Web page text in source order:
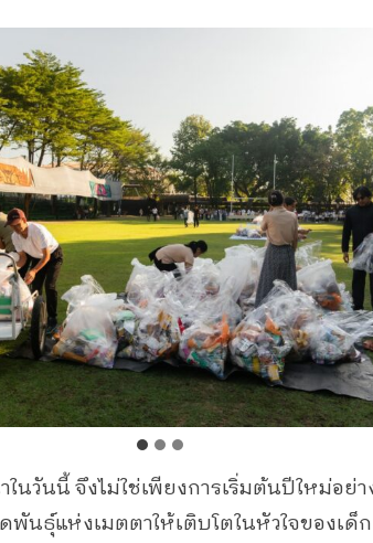
วันนี้ จึงไม่ใช่เพียงการเริ่มต้นปีใหม่อย่
นธุ์แห่งเมตตาให้เติบโตในหัวใจของเด็